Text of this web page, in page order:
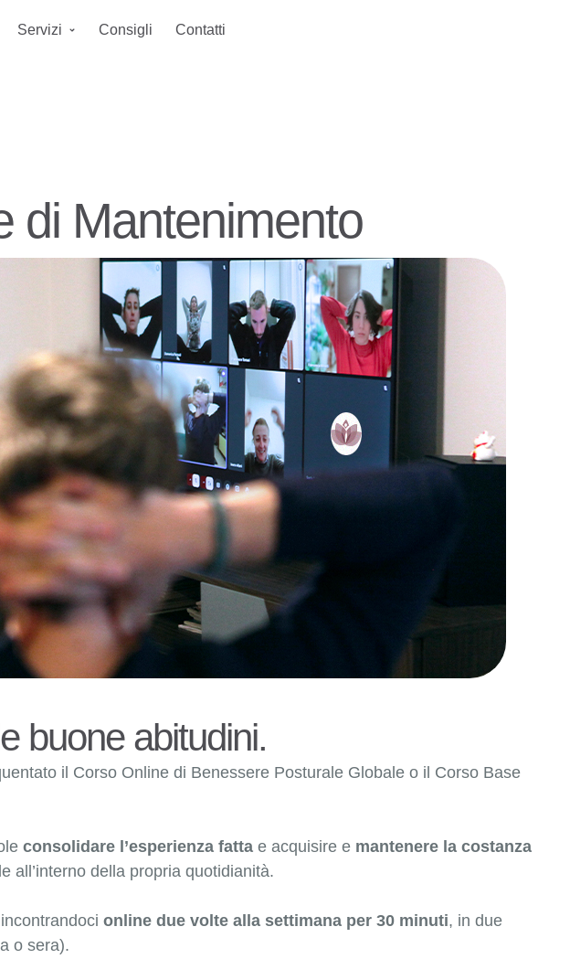
Servizi Consigli Contatti
di Mantenimento
buone abitudini.
il Corso Online di Benessere Posturale Globale o il Corso Base
consolidare l’esperienza fatta e acquisire e mantenere la costanza
all’interno della propria quotidianità.
online due volte alla settimana per 30 minuti, in due
o sera).